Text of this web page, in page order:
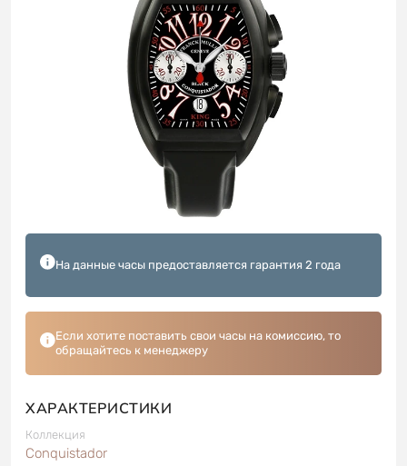
На данные часы предоставляется гарантия 2 года
Если хотите поставить свои часы на комиссию, то
обращайтесь к менеджеру
ХАРАКТЕРИСТИКИ
Коллекция
Conquistador